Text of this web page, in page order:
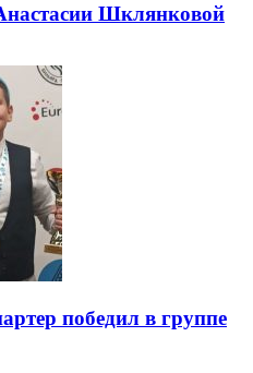
Шклянковой
победил в группе